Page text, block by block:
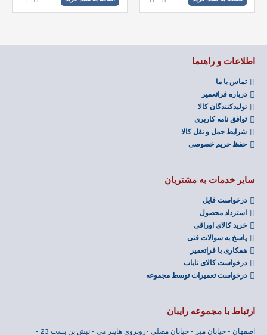
اطلاعات و راهنما
تماس با ما
درباره فراتعمیر
تولیدکنندگان کالا
توافق نامه کاربری
شرایط حمل و نقل کالا
حفظ حریم خصوصی
سایر خدمات به مشتریان
درخواست فایل
استرداد محصول
خرید کالای اوراقی
پاسخ به سوالات فنی
همکاری با فراتعمیر
درخواست کالای نایاب
درخواست تعمیرات توسط مجموعه
ارتباط با مجموعه رایبان
اصفهان - خیابان میر - خیابان مصلی -روبروی هایپر می - نبش بن بست 23 -